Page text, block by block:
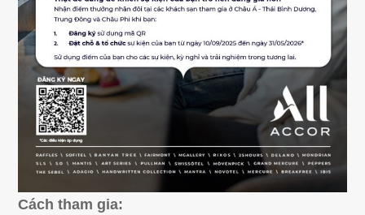
Cách tham gia: